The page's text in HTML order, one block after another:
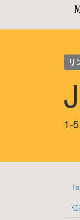
リ
1-
任